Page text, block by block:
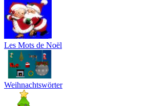
Les Mots de Noël
Weihnachtswörter